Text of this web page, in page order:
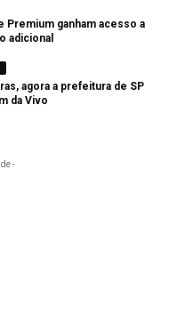
Premium ganham acesso a
adicional
agora a prefeitura de SP
da Vivo
-